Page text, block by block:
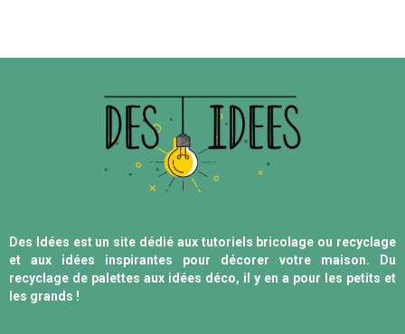
Des Idées est un site dédié aux tutoriels bricolage ou recyclage
et aux idées inspirantes pour décorer votre maison. Du
recyclage de palettes aux idées déco, il y en a pour les petits et
les grands !